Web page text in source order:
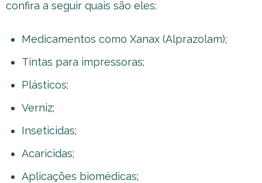
confira a seguir quais são eles:
Medicamentos como Xanax (Alprazolam);
Tintas para impressoras;
Plásticos;
Verniz;
Inseticidas;
Acaricidas;
Aplicações biomédicas;